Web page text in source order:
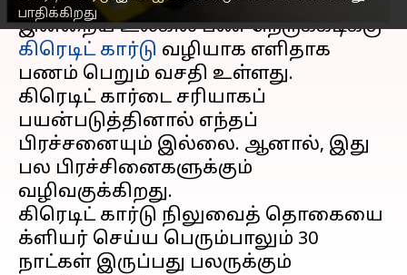
பாதிக்கிறது
இன்றைய உலகில் பண நெருக்கடிக்கு
கிரெடிட் கார்டு வழியாக எளிதாக
பணம் பெறும் வசதி உள்ளது.
கிரெடிட் கார்டை சரியாகப்
பயன்படுத்தினால் எந்தப்
பிரச்சனையும் இல்லை. ஆனால், இது
பல பிரச்சினைகளுக்கும்
வழிவகுக்கிறது.
கிரெடிட் கார்டு நிலுவைத் தொகையை
க்ளியர் செய்ய பெரும்பாலும் 30
நாட்கள் இருப்பது பலருக்கும்